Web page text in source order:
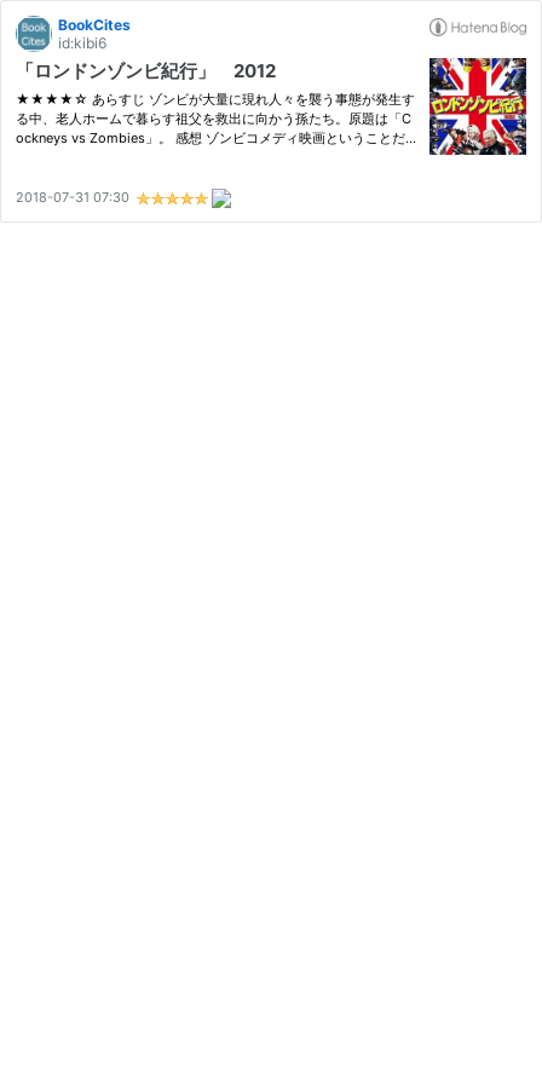
BookCites
id:kibi6
「ロンドンゾンビ紀行」 2012
★★★★☆ あらすじ ゾンビが大量に現れ人々を襲う事態が発生す
る中、老人ホームで暮らす祖父を救出に向かう孫たち。原題は「C
ockneys vs Zombies」。 感想 ゾンビコメディ映画ということだ
コメデ…
2018-07-31 07:30